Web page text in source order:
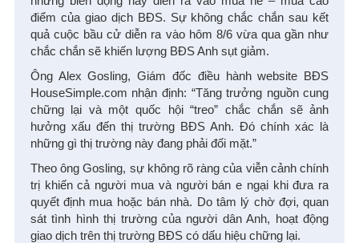
điểm của giao dịch BĐS. Sự không chắc chắn sau kết
quả cuộc bầu cử diễn ra vào hôm 8/6 vừa qua gần như
chắc chắn sẽ khiến lượng BĐS Anh sụt giảm.
Ông Alex Gosling, Giám đốc điều hành website BĐS
HouseSimple.com nhận định: “Tăng trưởng nguồn cung
chững lại và một quốc hội “treo” chắc chắn sẽ ảnh
hưởng xấu đến thị trường BĐS Anh. Đó chính xác là
những gì thị trường này đang phải đối mặt.”
Theo ông Gosling, sự không rõ ràng của viễn cảnh chính
trị khiến cả người mua và người bán e ngại khi đưa ra
quyết định mua hoặc bán nhà. Do tâm lý chờ đợi, quan
sát tình hình thị trường của người dân Anh, hoạt động
giao dịch trên thị trường BĐS có dấu hiệu chững lại.